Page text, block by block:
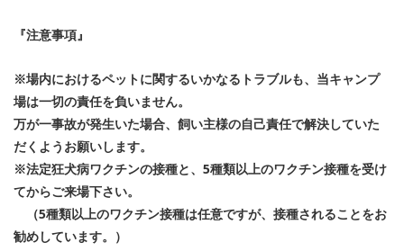
『注意事項』
※場内におけるペットに関するいかなるトラブルも、当キャンプ
場は一切の責任を負いません。
万が一事故が発生いた場合、飼い主様の自己責任で解決していた
だくようお願いします。
※法定狂犬病ワクチンの接種と、5種類以上のワクチン接種を受け
てからご来場下さい。
（5種類以上のワクチン接種は任意ですが、接種されることをお
勧めしています。）